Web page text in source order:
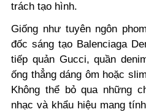
trách tạo hình.
Giống như tuyên ngôn
đốc sáng tạo Balenciaga
tiếp quản Gucci, quần
ống thẳng dáng ôm hoặc
Không thể bỏ qua những
nhạc và khẩu hiệu mang